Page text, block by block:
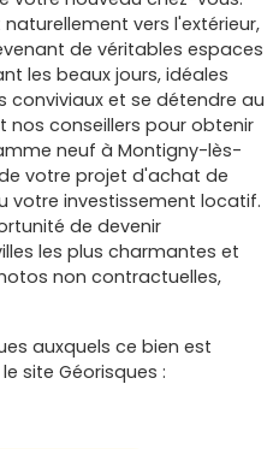
vers l'extérieur,
de véritables espaces
les beaux jours, idéales
et se détendre au
nos conseillers pour obtenir
neuf à Montigny-lès-
votre projet d'achat de
votre investissement locatif.
de devenir
les plus charmantes et
non contractuelles,
auxquels ce bien est
site Géorisques :